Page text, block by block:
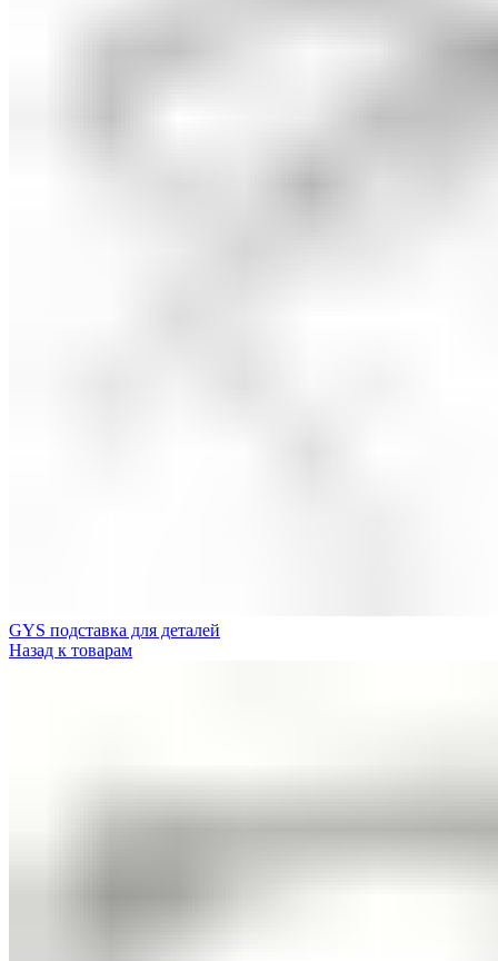
GYS подставка для деталей
Назад к товарам